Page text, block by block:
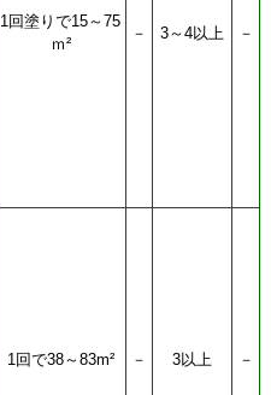
1回塗りで15～75
ｍ²
－ 3～4以上 －
1回で38～83m² － 3以上 －